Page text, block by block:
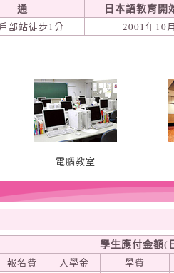
通 日本語教育開
部站徒步1分 2001年10
電腦教室
學生應付金額(
報名費 入學金 學費